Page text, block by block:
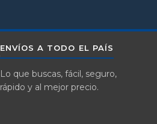
ENVÍOS A TODO EL PAÍS
Lo que buscas, fácil, seguro,
rápido y al mejor precio.